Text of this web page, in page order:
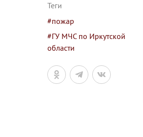
Теги
#пожар
#ГУ МЧС по Иркутской
области